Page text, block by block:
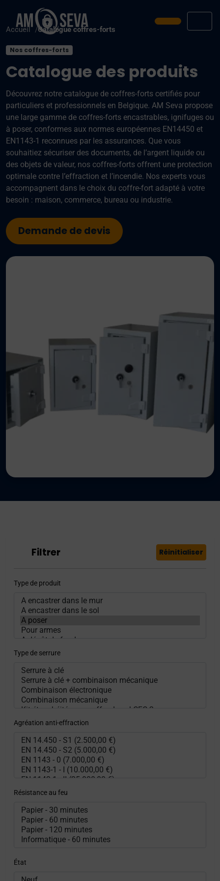
Prendre
Accueil Catalogue coffres-forts
Nos coffres-forts
Catalogue des produits
Découvrez notre catalogue de coffres-forts certifiés pour
particuliers et professionnels en Belgique. AM Seva propose
une large gamme de coffres-forts encastrables, ignifuges ou
à poser, conformes aux normes européennes EN14450 et
EN1143-1 reconnues par les assurances. Que vous
souhaitiez sécuriser des documents, de l’argent liquide ou
des objets de valeur, nos coffres-forts offrent une protection
optimale contre l’effraction et l’incendie. Nos experts vous
accompagnent dans le choix du coffre-fort adapté à votre
besoin : maison, commerce, bureau ou industrie.
Demande de devis
Filtrer Réinitialiser
Type de produit
Type de serrure
Agréation anti-effraction
Résistance au feu
État